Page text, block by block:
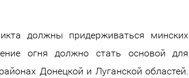
должны придерживаться минских
огня должно стать основой для
Донецкой и Луганской областей.